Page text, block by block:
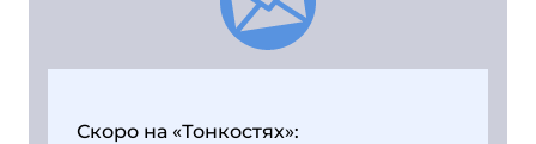
Скоро на «Тонкостях»: